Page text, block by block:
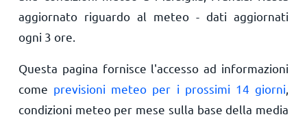
aggiornato riguardo al meteo - dati aggiornati
ogni 3 ore.
Questa pagina fornisce l'accesso ad informazioni
come previsioni meteo per i prossimi 14 giorni
condizioni meteo per mese sulla base della media